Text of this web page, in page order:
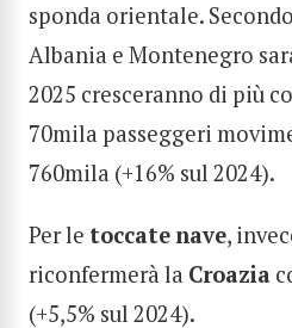
sponda orientale.
Albania e Montenegro
2025 cresceranno di più
70mila passeggeri
760mila (+16% sul 2024).
Per le toccate nave,
riconfermerà la Croazia
(+5,5% sul 2024).